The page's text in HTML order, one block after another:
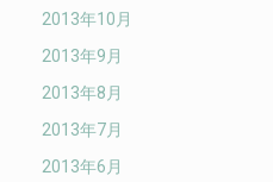
2013年10月
2013年9月
2013年8月
2013年7月
2013年6月